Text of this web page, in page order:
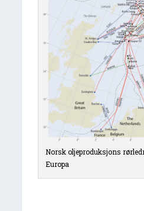
Norsk oljeproduksjons
Europa